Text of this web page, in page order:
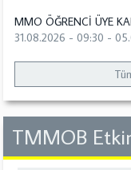
MMO ÖĞRENCİ ÜYE
31.08.2026 - 09:30 -
TMMOB